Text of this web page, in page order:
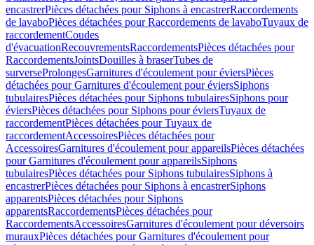
encastrerPièces détachées pour Siphons à encastrerRaccordements
de lavaboPièces détachées pour Raccordements de lavaboTuyaux de
raccordementCoudes
d'évacuationRecouvrementsRaccordementsPièces détachées pour
RaccordementsJointsDouilles à braserTubes de
surverseProlongesGarnitures d'écoulement pour éviersPièces
détachées pour Garnitures d'écoulement pour éviersSiphons
tubulairesPièces détachées pour Siphons tubulairesSiphons pour
éviersPièces détachées pour Siphons pour éviersTuyaux de
raccordementPièces détachées pour Tuyaux de
raccordementAccessoiresPièces détachées pour
AccessoiresGarnitures d'écoulement pour appareilsPièces détachées
pour Garnitures d'écoulement pour appareilsSiphons
tubulairesPièces détachées pour Siphons tubulairesSiphons à
encastrerPièces détachées pour Siphons à encastrerSiphons
apparentsPièces détachées pour Siphons
apparentsRaccordementsPièces détachées pour
RaccordementsAccessoiresGarnitures d'écoulement pour déversoirs
murauxPièces détachées pour Garnitures d'écoulement pour